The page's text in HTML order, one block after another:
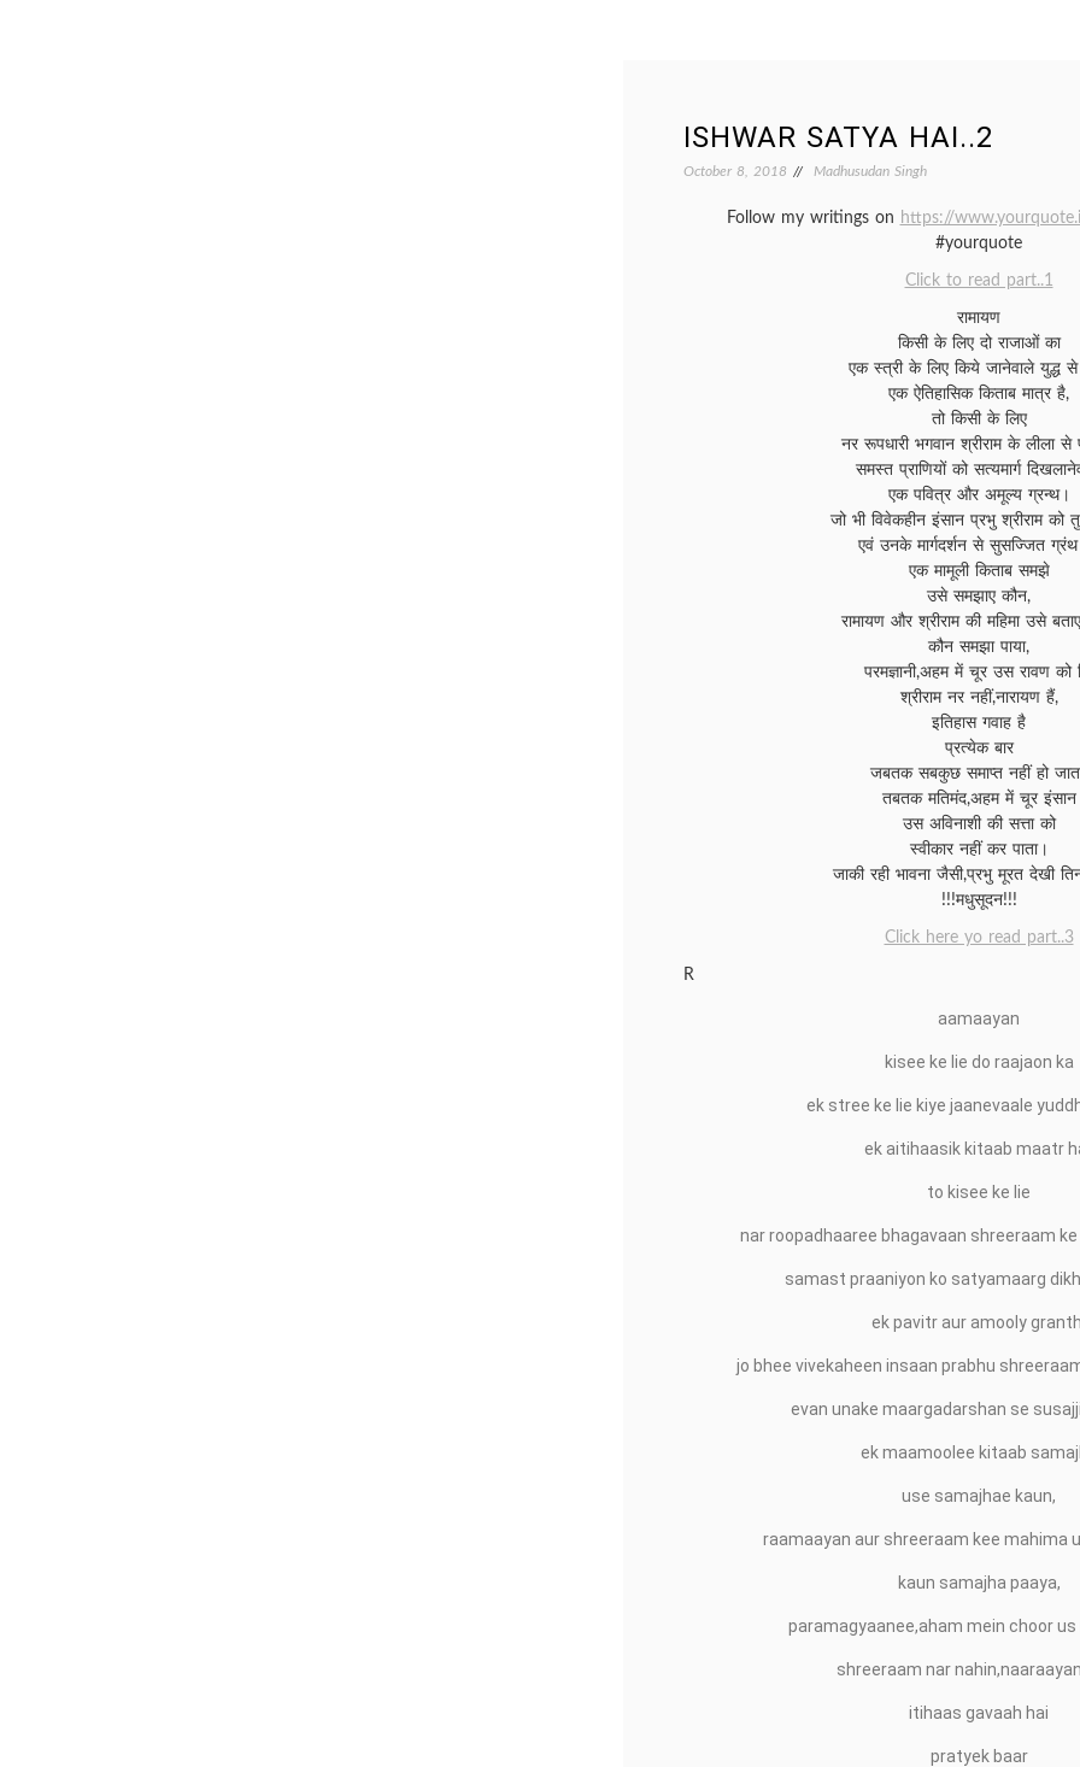
ISHWAR SATYA HAI..2
October 8, 2018 Madhusudan Singh
Follow my writings on https://
#yourquote
Click to read part..1
रामायण
किसी के लिए दो राजाओं का
एक स्त्री के लिए किये जानेवाले युद्ध
एक ऐतिहासिक किताब मात्र है,
तो किसी के लिए
नर रूपधारी भगवान श्रीराम के लीला से
समस्त प्राणियों को सत्यमार्ग
एक पवित्र और अमूल्य ग्रन्थ।
जो भी विवेकहीन इंसान प्रभु श्रीराम को
एवं उनके मार्गदर्शन से सुसज्जित
एक मामूली किताब समझे
उसे समझाए कौन,
रामायण और श्रीराम की महिमा उसे
कौन समझा पाया,
परमज्ञानी,अहम में चूर उस रावण को
श्रीराम नर नहीं,नारायण हैं,
इतिहास गवाह है
प्रत्येक बार
जबतक सबकुछ समाप्त नहीं हो
तबतक मतिमंद,अहम में चूर इंसान
उस अविनाशी की सत्ता को
स्वीकार नहीं कर पाता।
जाकी रही भावना जैसी,प्रभु मूरत देखी
!!!मधुसूदन!!!
Click here yo read part..3
R
aamaayan
kisee ke lie do raajaon ka
ek stree ke lie kiye jaanevaale
ek aitihaasik kitaab maatr
to kisee ke lie
nar roopadhaaree bhagavaan shreeraam
samast praaniyon ko satyamaarg
ek pavitr aur amooly granth.
jo bhee vivekaheen insaan prabhu
evan unake maargadarshan se
ek maamoolee kitaab
use samajhae kaun,
raamaayan aur shreeraam kee mahima
kaun samajha paaya,
paramagyaanee,aham mein choor us
shreeraam nar
itihaas gavaah hai
pratyek baar